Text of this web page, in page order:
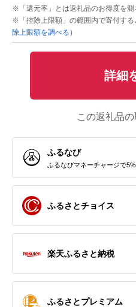
※「還元率」とは返礼品のお得度を測
※「控除上限額」の範囲内で寄付す
除上限額を調べる）
詳細
この返礼品
ふるなび
ふるなびマネーチャージで5%
ふるさとチョイス
楽天ふるさと納税
ふるさとプレミアム